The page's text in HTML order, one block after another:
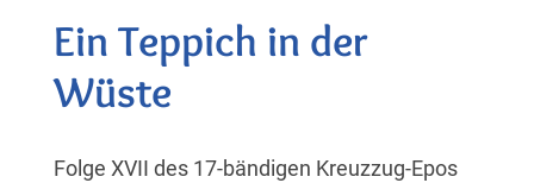
Ein Teppich in der
Wüste
Folge XVII des 17-bändigen Kreuzzug-Epos